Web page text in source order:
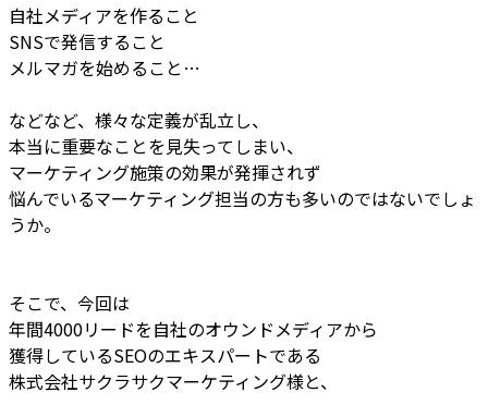
自社メディアを作ること
SNSで発信すること
メルマガを始めること…
などなど、様々な定義が乱立し、
本当に重要なことを見失ってしまい、
マーケティング施策の効果が発揮されず
悩んでいるマーケティング担当の方も多いのではないでしょ
うか。
そこで、今回は
年間4000リードを自社のオウンドメディアから
獲得しているSEOのエキスパートである
株式会社サクラサクマーケティング様と、